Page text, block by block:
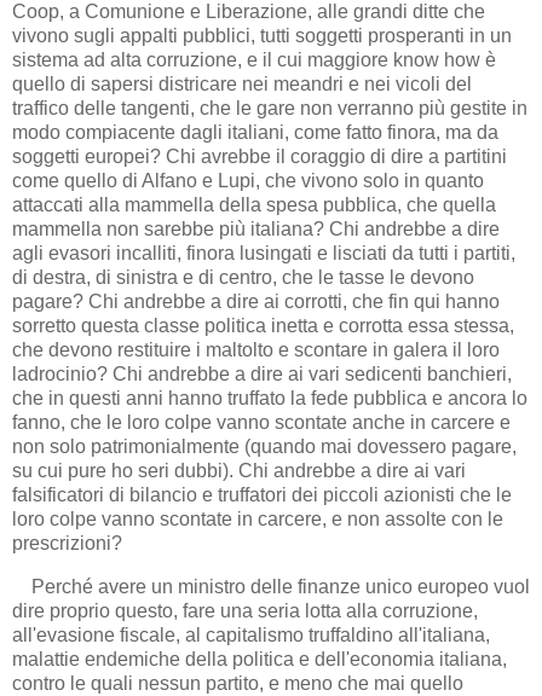
Coop, a Comunione e Liberazione, alle grandi ditte che
vivono sugli appalti pubblici, tutti soggetti prosperanti in un
sistema ad alta corruzione, e il cui maggiore know how è
quello di sapersi districare nei meandri e nei vicoli del
traffico delle tangenti, che le gare non verranno più gestite in
modo compiacente dagli italiani, come fatto finora, ma da
soggetti europei? Chi avrebbe il coraggio di dire a partitini
come quello di Alfano e Lupi, che vivono solo in quanto
attaccati alla mammella della spesa pubblica, che quella
mammella non sarebbe più italiana? Chi andrebbe a dire
agli evasori incalliti, finora lusingati e lisciati da tutti i partiti,
di destra, di sinistra e di centro, che le tasse le devono
pagare? Chi andrebbe a dire ai corrotti, che fin qui hanno
sorretto questa classe politica inetta e corrotta essa stessa,
che devono restituire i maltolto e scontare in galera il loro
ladrocinio? Chi andrebbe a dire ai vari sedicenti banchieri,
che in questi anni hanno truffato la fede pubblica e ancora lo
fanno, che le loro colpe vanno scontate anche in carcere e
non solo patrimonialmente (quando mai dovessero pagare,
su cui pure ho seri dubbi). Chi andrebbe a dire ai vari
falsificatori di bilancio e truffatori dei piccoli azionisti che le
loro colpe vanno scontate in carcere, e non assolte con le
prescrizioni?
Perché avere un ministro delle finanze unico europeo vuol
dire proprio questo, fare una seria lotta alla corruzione,
all'evasione fiscale, al capitalismo truffaldino all'italiana,
malattie endemiche della politica e dell'economia italiana,
contro le quali nessun partito, e meno che mai quello